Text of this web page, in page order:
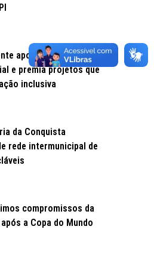
aposta em
e premia projetos que
inclusiva
da Conquista
rede intermunicipal de
compromissos da
a Copa do Mundo